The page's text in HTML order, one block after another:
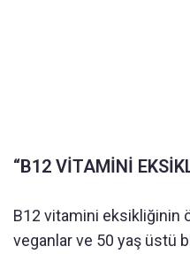
“B12 VİTAMİNİ
B12 vitamini eksikliğinin
veganlar ve 50 yaş üstü